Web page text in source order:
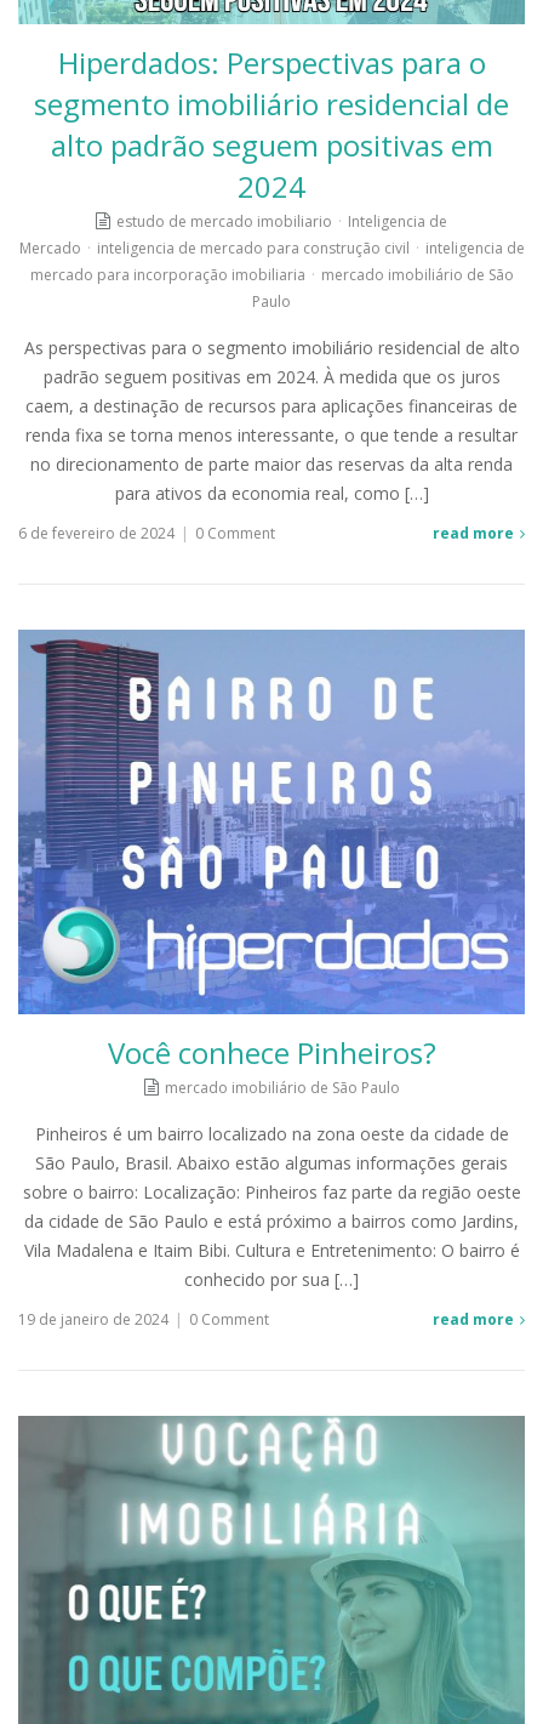
Hiperdados: Perspectivas para o
segmento imobiliário residencial de
alto padrão seguem positivas em
2024
estudo de mercado imobiliario · Inteligencia de
Mercado · inteligencia de mercado para construção civil · inteligencia de
mercado para incorporação imobiliaria · mercado imobiliário de São
Paulo
As perspectivas para o segmento imobiliário residencial de alto
padrão seguem positivas em 2024. À medida que os juros
caem, a destinação de recursos para aplicações financeiras de
renda fixa se torna menos interessante, o que tende a resultar
no direcionamento de parte maior das reservas da alta renda
para ativos da economia real, como […]
6 de fevereiro de 2024 | 0 Comment read more
Você conhece Pinheiros?
mercado imobiliário de São Paulo
Pinheiros é um bairro localizado na zona oeste da cidade de
São Paulo, Brasil. Abaixo estão algumas informações gerais
sobre o bairro: Localização: Pinheiros faz parte da região oeste
da cidade de São Paulo e está próximo a bairros como Jardins,
Vila Madalena e Itaim Bibi. Cultura e Entretenimento: O bairro é
conhecido por sua […]
19 de janeiro de 2024 | 0 Comment read more